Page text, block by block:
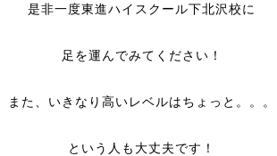
是非一度東進ハイスクール下北沢校に
足を運んでみてください！
また、いきなり高いレベルはちょっと。。。
という人も大丈夫です！